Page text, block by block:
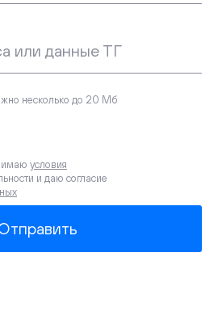
или данные ТГ
несколько до 20 Мб
условия
и даю согласие